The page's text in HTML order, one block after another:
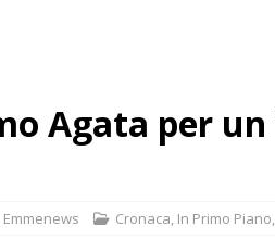
Agata per un
Emmenews Cronaca, In Primo Piano,